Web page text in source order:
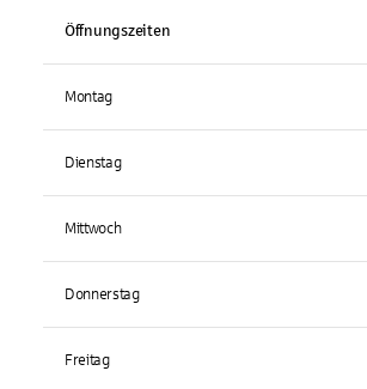
Öffnungszeiten
Montag
Dienstag
Mittwoch
Donnerstag
Freitag